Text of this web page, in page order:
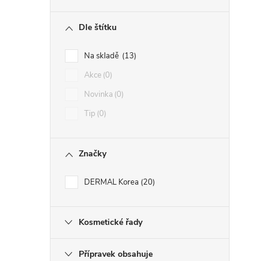
Dle štítku
Na skladě 13
Akce 0
Novinka 0
Tip 0
Značky
DERMAL Korea 20
Kosmetické řady
Přípravek obsahuje